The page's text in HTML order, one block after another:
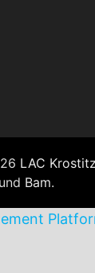
LAC Krostitz
Bam.